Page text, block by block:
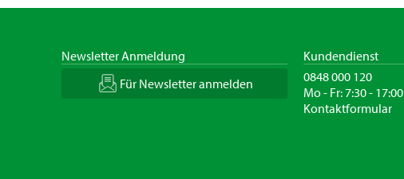
Newsletter Anmeldung
Für Newsletter anmelden
Kundendienst
0848 000 120
Mo - Fr: 7:30 - 17:00
Kontaktformular